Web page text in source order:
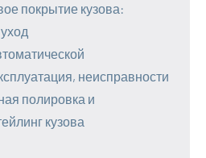
покрытие кузова:
неисправности
полировка и
кузова